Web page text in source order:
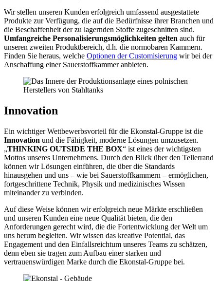
Wir stellen unseren Kunden erfolgreich umfassend ausgestattete
Produkte zur Verfügung, die auf die Bedürfnisse ihrer Branchen und
die Beschaffenheit der zu lagernden Stoffe zugeschnitten sind.
Umfangreiche Personalisierungsmöglichkeiten gelten auch für
unseren zweiten Produktbereich, d.h. die normobaren Kammern.
Finden Sie heraus, welche Optionen der Customisierung wir bei der
Anschaffung einer Sauerstoffkammer anbieten.
Innovation
Ein wichtiger Wettbewerbsvorteil für die Ekonstal-Gruppe ist die
Innovation und die Fähigkeit, moderne Lösungen umzusetzen.
„THINKING OUTSIDE THE BOX“ ist eines der wichtigsten
Mottos unseres Unternehmens. Durch den Blick über den Tellerrand
können wir Lösungen einführen, die über die Standards
hinausgehen und uns – wie bei Sauerstoffkammern – ermöglichen,
fortgeschrittene Technik, Physik und medizinisches Wissen
miteinander zu verbinden.
Auf diese Weise können wir erfolgreich neue Märkte erschließen
und unseren Kunden eine neue Qualität bieten, die den
Anforderungen gerecht wird, die die Fortentwicklung der Welt um
uns herum begleiten. Wir wissen das kreative Potential, das
Engagement und den Einfallsreichtum unseres Teams zu schätzen,
denn eben sie tragen zum Aufbau einer starken und
vertrauenswürdigen Marke durch die Ekonstal-Gruppe bei.